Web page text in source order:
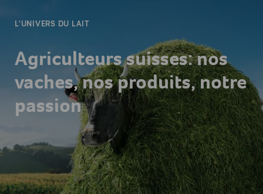
L'UNIVERS DU LAIT
Agriculteurs suisses: nos
vaches, nos produits, notre
passion